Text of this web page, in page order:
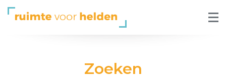
Zoeken